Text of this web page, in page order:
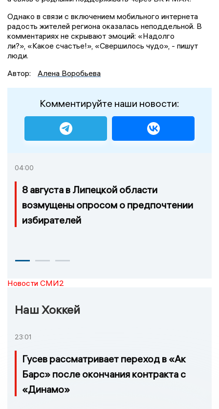
Однако в связи с включением мобильного интернета
радость жителей региона оказалась неподдельной. В
комментариях не скрывают эмоций: «Надолго
ли?», «Какое счастье!», «Свершилось чудо», - пишут
люди.
Автор:
Алена Воробьева
Комментируйте наши новости:
04:00
8 августа в Липецкой области
возмущены опросом о предпочтении
избирателей
Новости СМИ2
Наш Хоккей
23:01
Гусев рассматривает переход в «Ак
Барс» после окончания контракта с
«Динамо»